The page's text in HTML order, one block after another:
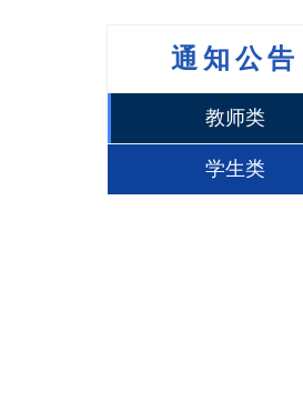
通知公告
教师类
学生类